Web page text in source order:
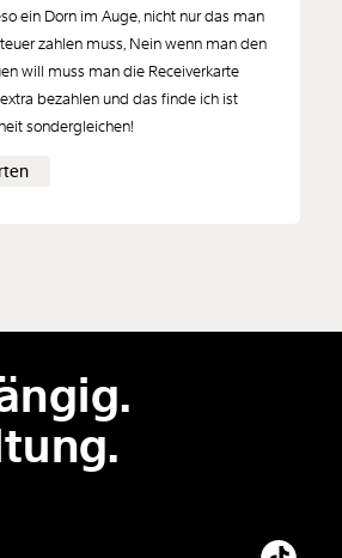
ein Dorn im Auge, nicht nur das man
zahlen muss, Nein wenn man den
will muss man die Receiverkarte
bezahlen und das finde ich ist
sondergleichen!